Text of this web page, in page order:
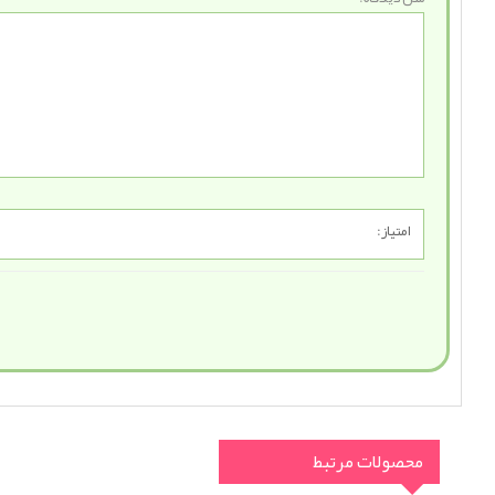
امتیاز:
محصولات مرتبط